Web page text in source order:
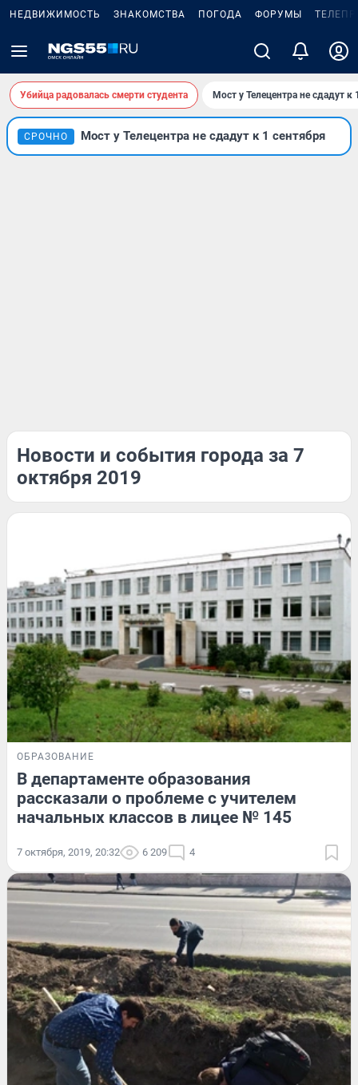
НЕДВИЖИМОСТЬ ЗНАКОМСТВА ПОГОДА ФОРУМЫ
Убийца радовалась смерти студента Мост у Телецентра не сдадут к
СРОЧНО Мост у Телецентра не сдадут к 1 сентября
Новости и события города за 7
октября 2019
ОБРАЗОВАНИЕ
В департаменте образования
рассказали о проблеме с учителем
начальных классов в лицее № 145
7 октября, 2019, 20:32 6 209 4